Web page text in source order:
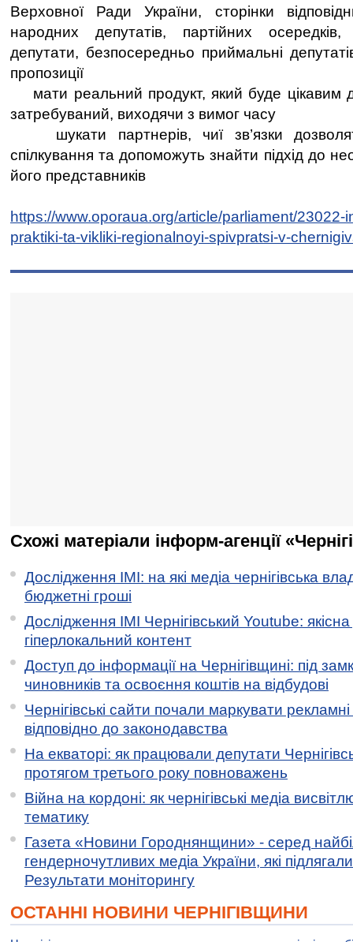
Верховної Ради України, сторінки
народних депутатів, партійних
депутати, безпосередньо приймальні
пропозиції
мати реальний продукт, який буде цікавим
затребуваний, виходячи з вимог часу
шукати партнерів, чиї зв’язки
спілкування та допоможуть знайти підхід до
його представників
https://www.oporaua.org/article/parliament/23022-
praktiki-ta-vikliki-regionalnoyi-spivpratsi-v-
Схожі матеріали інформ-агенції
Дослідження ІМІ: на які медіа чернігівська
бюджетні гроші
Дослідження ІМІ Чернігівський Youtube:
гіперлокальний контент
Доступ до інформації на Чернігівщині: під
чиновників та освоєння коштів на відбудові
Чернігівські сайти почали маркувати
відповідно до законодавства
На екваторі: як працювали депутати
протягом третього року повноважень
Війна на кордоні: як чернігівські медіа
тематику
Газета «Новини Городнянщини» - серед
гендерночутливих медіа України, які
Результати моніторингу
ОСТАННІ НОВИНИ ЧЕРНІГІВЩИНИ